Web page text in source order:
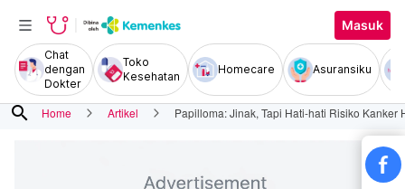
Masuk
Chat
dengan
Dokter
Toko
Kesehatan
Homecare Asuransiku
search Home Artikel Papilloma: Jinak, Tapi Hati-hati Risiko Kanker